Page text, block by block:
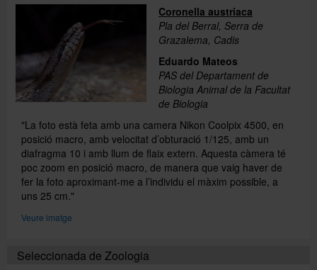
Coronella austriaca
Pla del Berral, Serra de
Grazalema, Cadis
Eduardo Mateos
PAS del Departament de
Biologia Animal de la Facultat
de Biologia
"La foto està feta amb una camera Nikon Coolpix 4500, en
posició macro, amb velocitat d’obturació 1/125, amb un
diafragma 10 i amb llum de flaix extern. Aquesta càmera té
poc zoom en posició macro, de manera que vaig haver de
fer la foto aproximant-me a l’individu el màxim possible, a
uns 25 cm."
Veure imatge
Seleccionada de Zoologia